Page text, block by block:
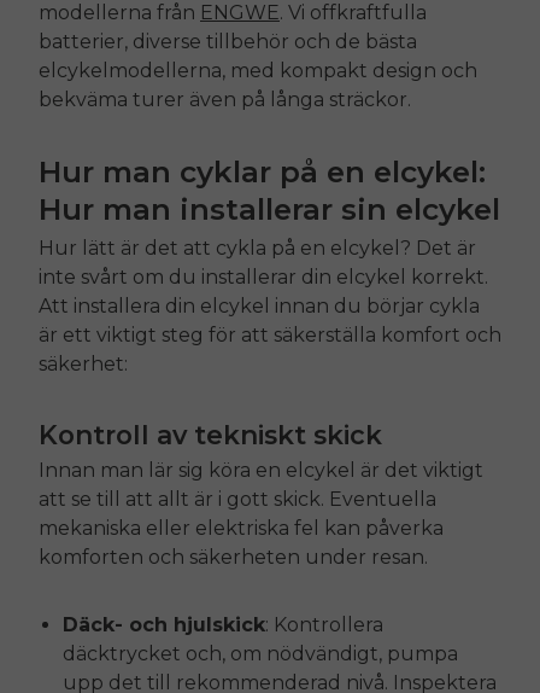
modellerna från ENGWE. Vi offkraftfulla
batterier, diverse tillbehör och de bästa
elcykelmodellerna, med kompakt design och
bekväma turer även på långa sträckor.
Hur man cyklar på en elcykel:
Hur man installerar sin elcykel
Hur lätt är det att cykla på en elcykel? Det är
inte svårt om du installerar din elcykel korrekt.
Att installera din elcykel innan du börjar cykla
är ett viktigt steg för att säkerställa komfort och
säkerhet:
Kontroll av tekniskt skick
Innan man lär sig köra en elcykel är det viktigt
att se till att allt är i gott skick. Eventuella
mekaniska eller elektriska fel kan påverka
komforten och säkerheten under resan.
Däck- och hjulskick: Kontrollera
däcktrycket och, om nödvändigt, pumpa
upp det till rekommenderad nivå. Inspektera